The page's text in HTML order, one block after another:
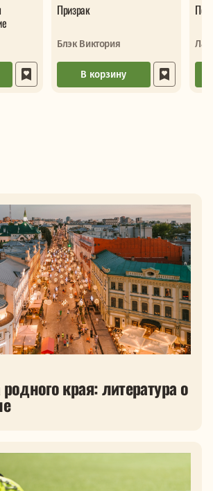
Призрак
Блэк Виктория
В корзину
края: литература о